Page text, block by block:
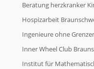
Beratung herzkranker
Hospizarbeit
Ingenieure ohne
Inner Wheel Club
Institut für